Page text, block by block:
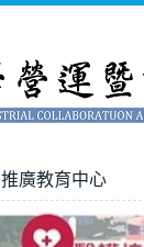
推廣教育中心